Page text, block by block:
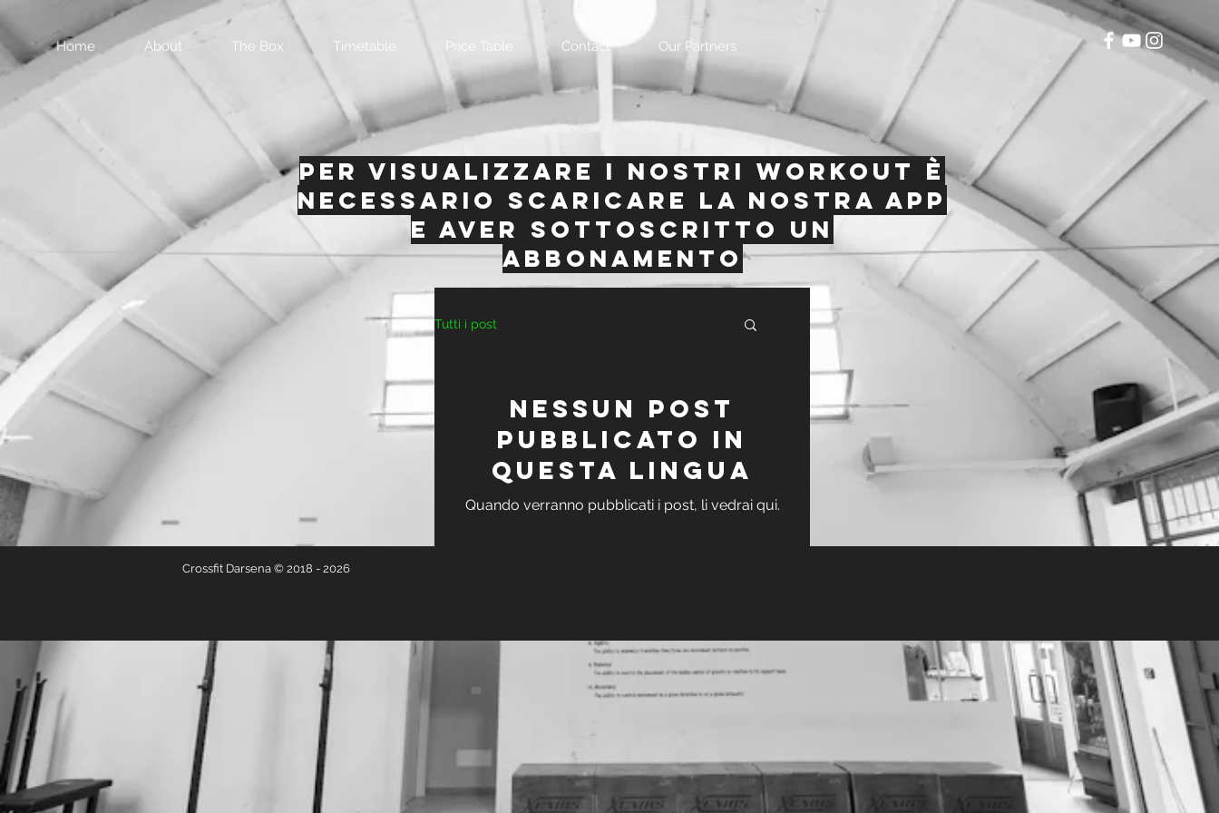
Home About The Box Timetable Price Table Contact Our Partners
Per visualizzare i nostri workout è
necessario scaricare la nostra app
e aver sottoscritto un
abbonamento
Tutti i post
Nessun post
pubblicato in
questa lingua
Quando verranno pubblicati i post, li vedrai qui.
Crossfit Darsena © 2018 - 2026